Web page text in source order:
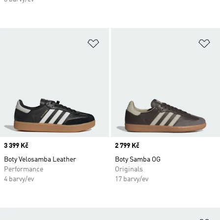
Price
3 399 Kč
Boty Velosamba Leather
Performance
4 barvy/ev
Price
2 799 Kč
Boty Samba OG
Originals
17 barvy/ev